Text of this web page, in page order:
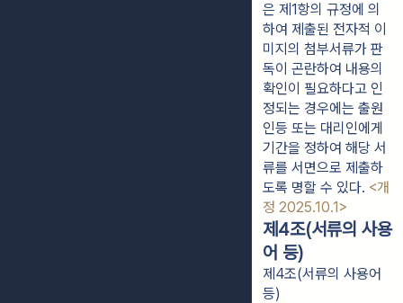
은 제1항의 규정에 의
하여 제출된 전자적 이
미지의 첨부서류가 판
독이 곤란하여 내용의
확인이 필요하다고 인
정되는 경우에는 출원
인등 또는 대리인에게
기간을 정하여 해당 서
류를 서면으로 제출하
도록 명할 수 있다. <개
정 2025.10.1>
제4조(서류의 사용
어 등)
제4조(서류의 사용어
등)